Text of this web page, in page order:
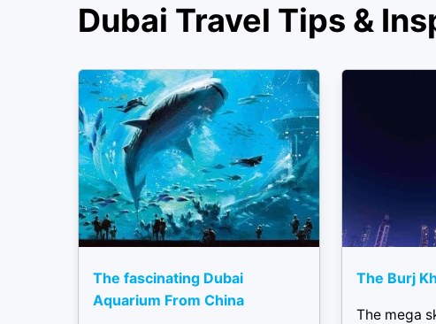
Dubai Travel Tips &
The fascinating Dubai
Aquarium From China
The Burj
The mega